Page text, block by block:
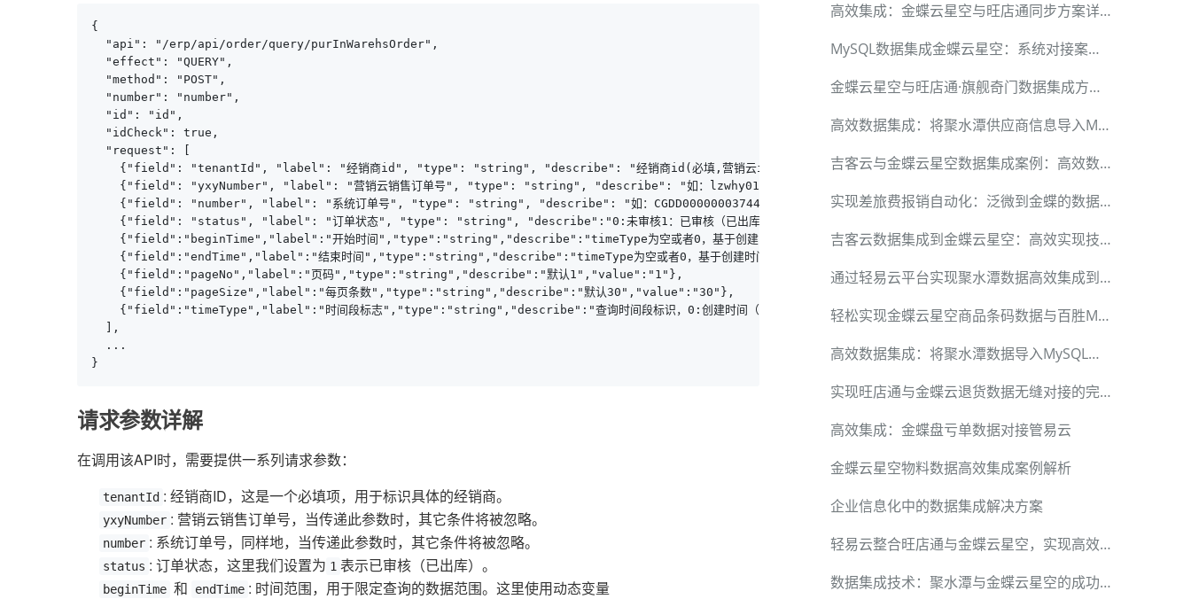
{
  "api": "/erp/api/order/query/purInWarehsOrder",
  "effect": "QUERY",
  "method": "POST",
  "number": "number",
  "id": "id",
  "idCheck": true,
  "request": [
    {"field": "tenantId", "label": "经销商id", "type": "string", "describe": "经销商id(必填,营销云id)如：08e2fd9d074f4ef7b5e6416b74d006d6", "value": "xxx"},
    {"field": "yxyNumber", "label": "营销云销售订单号", "type": "string", "describe": "如：lzwhy0121012002，传此参数时，其他时间状态等条件无效"},
    {"field": "number", "label": "系统订单号", "type": "string", "describe": "如：CGDD00000003744，传此参数时,其他时间状态等条件无效"},
    {"field": "status", "label": "订单状态", "type": "string", "describe":"0:未审核1：已审核（已出库）","value":"1"},
{"field":"beginTime","label":"开始时间","type":"string","describe":"timeType为空或者0，基于创建时间查询，timeType为1，基于更新时间查询，格式：0000-00-00或0000-
{"field":"endTime","label":"结束时间","type":"string","describe":"timeType为空或者0，基于创建时间查询，timeType为1，基于更新时间查询，格式：0000-00-00或0000-00-
    {"field":"pageNo","label":"页码","type":"string","describe":"默认1","value":"1"},
    {"field":"pageSize","label":"每页条数","type":"string","describe":"默认30","value":"30"},
    {"field":"timeType","label":"时间段标志","type":"string","describe":"查询时间段标识，0:创建时间（默认），1：最后更新时间","value":"1"}
  ],
  ...
}
请求参数详解
在调用该API时，需要提供一系列请求参数：
tenantId : 经销商ID，这是一个必填项，用于标识具体的经销商。
yxyNumber : 营销云销售订单号，当传递此参数时，其它条件将被忽略。
number : 系统订单号，同样地，当传递此参数时，其它条件将被忽略。
status : 订单状态，这里我们设置为 1 表示已审核（已出库）。
beginTime 和 endTime : 时间范围，用于限定查询的数据范围。这里使用动态变量
高效集成：金蝶云星空与旺店通同步方案详解
MySQL数据集成金蝶云星空：系统对接案例解析
金蝶云星空与旺店通·旗舰奇门数据集成方案解析
高效数据集成：将聚水潭供应商信息导入MySQL的实战方法
吉客云与金蝶云星空数据集成案例：高效数据传输与处理
实现差旅费报销自动化：泛微到金蝶的数据集成方案
吉客云数据集成到金蝶云星空：高效实现技术解析
通过轻易云平台实现聚水潭数据高效集成到MySQL的技术方案
轻松实现金蝶云星空商品条码数据与百胜ME3系统集成
高效数据集成：将聚水潭数据导入MySQL的最佳实践
实现旺店通与金蝶云退货数据无缝对接的完整方案
高效集成：金蝶盘亏单数据对接管易云
金蝶云星空物料数据高效集成案例解析
企业信息化中的数据集成解决方案
轻易云整合旺店通与金蝶云星空，实现高效退换管理
数据集成技术：聚水潭与金蝶云星空的成功对接